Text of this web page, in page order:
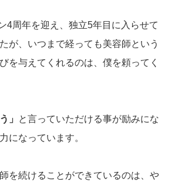
4周年を迎え、独立5年目に入らせて
が、いつまで経っても美容師という
を与えてくれるのは、僕を頼ってく
」
と言っていただける事が励みにな
になっています。
を続けることができているのは、や